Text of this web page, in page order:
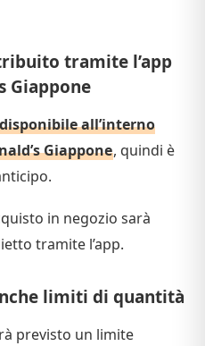
tramite l’app
Giappone
disponibile all’interno
Giappone, quindi è
in negozio sarà
tramite l’app.
limiti di quantità
previsto un limite